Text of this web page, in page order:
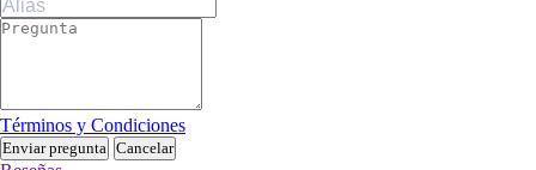
Términos y Condiciones
Enviar pregunta Cancelar